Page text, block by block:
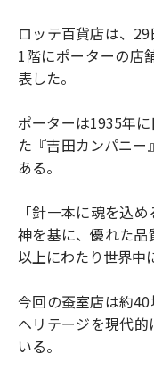
ロッテ百貨店は、
1階にポーターの店
表した。
ポーターは1935年
た『吉田カンパニ
ある。
「針一本に魂を込
神を基に、優れた
以上にわたり世界中
今回の蚕室店は約
ヘリテージを現代
いる。